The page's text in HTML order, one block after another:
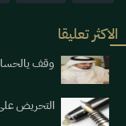
الاكثر تعليقا
وقف
التحريض